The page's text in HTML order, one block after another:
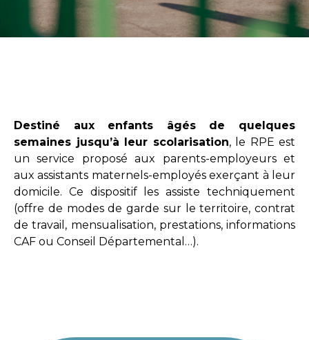
Destiné aux enfants âgés de quelques
semaines jusqu’à leur scolarisation, le RPE est
un service proposé aux parents-employeurs et
aux assistants maternels-employés exerçant à leur
domicile. Ce dispositif les assiste techniquement
(offre de modes de garde sur le territoire, contrat
de travail, mensualisation, prestations, informations
CAF ou Conseil Départemental…).